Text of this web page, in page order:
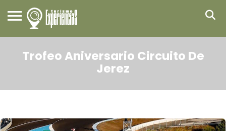
Trofeo Aniversario Circuito De
Jerez